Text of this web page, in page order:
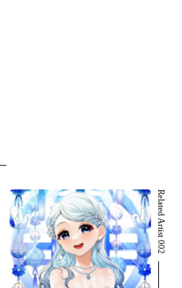
Related Artist 002